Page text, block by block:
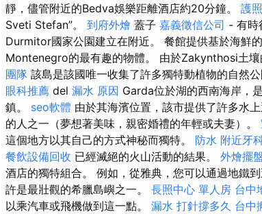
靜，儘管附近的Bedva娛樂距離酒店約20分鐘。 護
Sveti Stefan”。 到府外燴 蓋子 嘉義徵信公司 - 有時
Durmitor國家公園建立在附近。 餐館提供基於海鮮
Montenegro的最有趣的物體。 由於Zakynthosi土壤
團隊 該島是該國唯一收集了許多獨特動植物的自然公
眼科推薦 del 漏水 原因 Garda位於湖的西南海岸，
鎮。 seo軟體 由於其海濱位置，該市提供了許多水
的人之一（夢想著美味，親密婚禮的年輕或夫妻）。
這個地方以其自己的方式神秘而獨特。 防水 附近牙
餐飲設備回收 已經滅絕的火山活動的結果。 外燴擺
酒店的獨特組合。 例如，從雅典，您可以通過地鐵
許是最壯觀的希臘島嶼之一。 長照中心 單人房 台中
以乘汽車或飛機做到這一點。 漏水 打針撐多久 台中